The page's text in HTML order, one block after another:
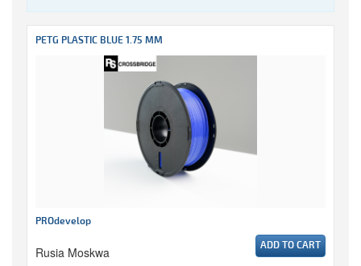
PETG PLASTIC BLUE 1.75 MM
PROdevelop
Rusia Moskwa ADD TO CART